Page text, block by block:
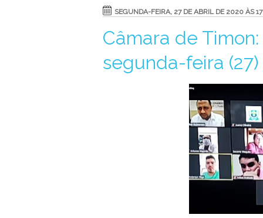
SEGUNDA-FEIRA, 27 DE ABRIL DE 2020 ÀS
Câmara de
segunda-feira (27)